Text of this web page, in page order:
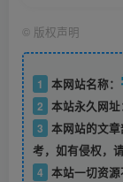
© 版权声明
1 本网站名称：
2 本站永久网址
3 本网站的文
考，如有侵权，
4 本站一切资